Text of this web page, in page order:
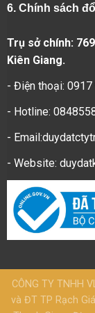
6. Chính sách
Trụ sở chính:
Kiên Giang.
- Điện thoại: 0917
- Hotline:
-
- Website:
CÔNG TY TNHH
và ĐT TP Rạch